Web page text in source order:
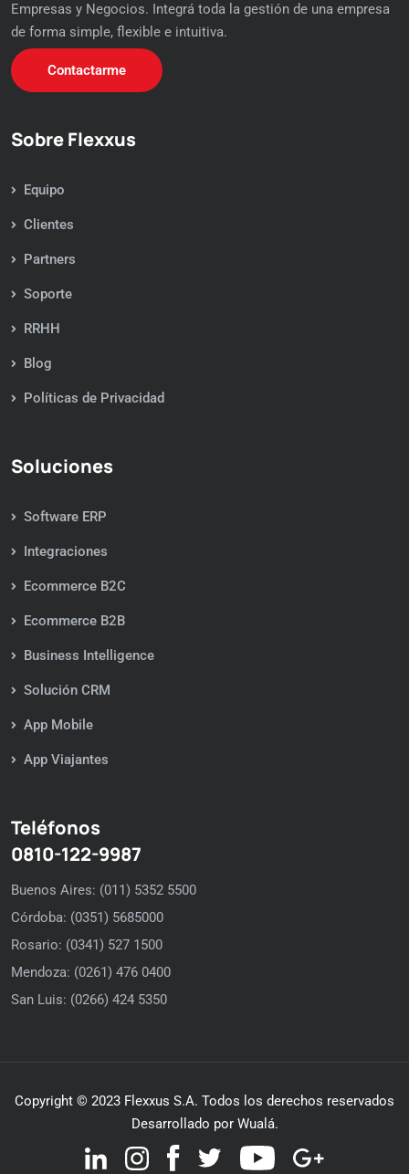
Empresas y Negocios. Integrá toda la gestión de una empresa
de forma simple, flexible e intuitiva.
Contactarme
Sobre Flexxus
Equipo
Clientes
Partners
Soporte
RRHH
Blog
Políticas de Privacidad
Soluciones
Software ERP
Integraciones
Ecommerce B2C
Ecommerce B2B
Business Intelligence
Solución CRM
App Mobile
App Viajantes
Teléfonos
0810-122-9987
Buenos Aires: (011) 5352 5500
Córdoba: (0351) 5685000
Rosario: (0341) 527 1500
Mendoza: (0261) 476 0400
San Luis: (0266) 424 5350
Copyright © 2023 Flexxus S.A. Todos los derechos reservados
Desarrollado por Wualá.